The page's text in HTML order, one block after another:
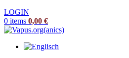
LOGIN
0 items 0,00 €